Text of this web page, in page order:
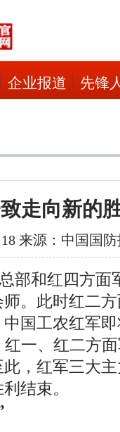
企业报道 先锋
走向新的
来源：中国国
和红四方面
。此时红二
国工农红军
一、红二方
此，红军三大
结束。